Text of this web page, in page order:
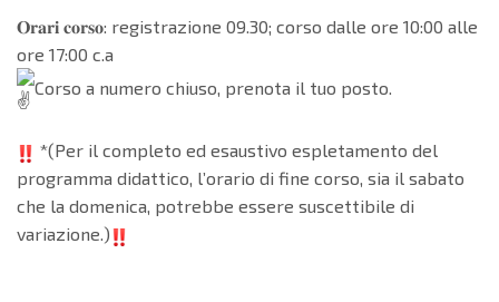
𝐎𝐫𝐚𝐫𝐢 𝐜𝐨𝐫𝐬𝐨: registrazione 09.30; corso dalle ore 10:00 alle
ore 17:00 c.a
Corso a numero chiuso, prenota il tuo posto.
*(Per il completo ed esaustivo espletamento del
programma didattico, l’orario di fine corso, sia il sabato
che la domenica, potrebbe essere suscettibile di
variazione.)